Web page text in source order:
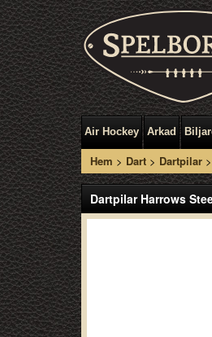
Air Hockey Arkad
Hem > Dart> Dartpilar>
Dartpilar Harrows